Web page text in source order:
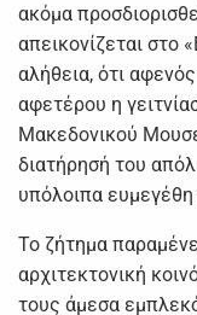
ακόμα
απεικονίζεται στο
αλήθεια, ότι
αφετέρου η
Μακεδονικού
διατήρησή του
υπόλοιπα
Το ζήτημα
αρχιτεκτονική
τους άμεσα